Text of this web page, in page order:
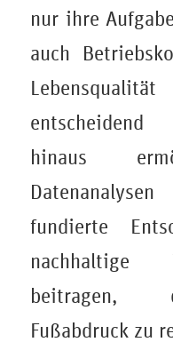
nur ihre
auch
entscheidend
hinaus
fundierte
nachhaltige
beitragen,
Fußabdruck zu